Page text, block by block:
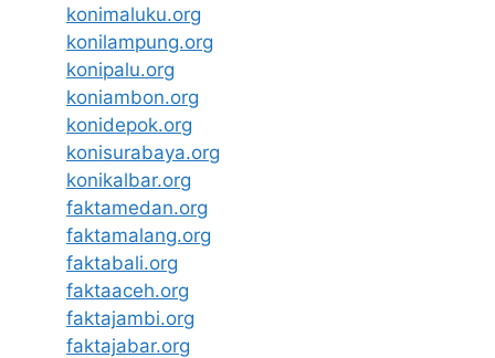
konimaluku.org
konilampung.org
konipalu.org
koniambon.org
konidepok.org
konisurabaya.org
konikalbar.org
faktamedan.org
faktamalang.org
faktabali.org
faktaaceh.org
faktajambi.org
faktajabar.org